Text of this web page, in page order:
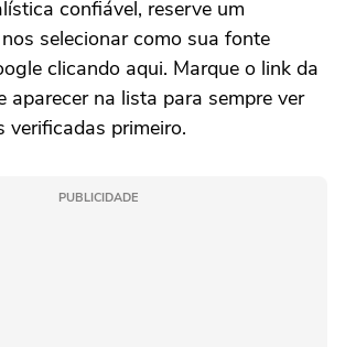
confiável, reserve um
selecionar como sua fonte
clicando aqui. Marque o link da
aparecer na lista para sempre ver
verificadas primeiro.
PUBLICIDADE